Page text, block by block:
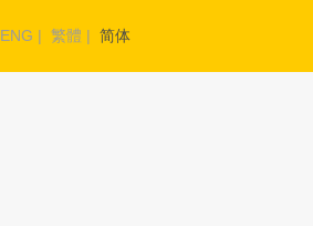
ENG | 繁體 | 简体